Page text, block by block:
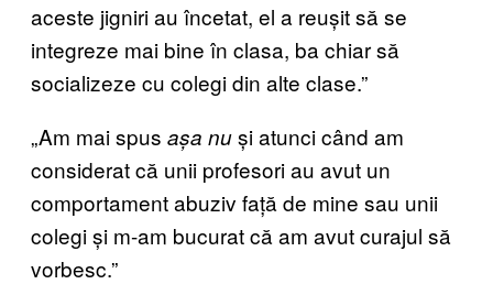
aceste jigniri au încetat, el a reușit să se
integreze mai bine în clasa, ba chiar să
socializeze cu colegi din alte clase.”
„Am mai spus așa nuși atunci când am
considerat că unii profesori au avut un
comportament abuziv față de mine sau unii
colegi și m-am bucurat că am avut curajul să
vorbesc.”